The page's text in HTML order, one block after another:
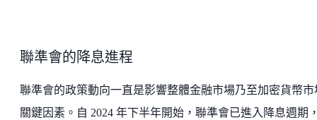
聯準會的降息進程
聯準會的政策動向一直是影響整體金融市場乃至加密貨幣市
關鍵因素。自 2024 年下半年開始，聯準會已進入降息週期